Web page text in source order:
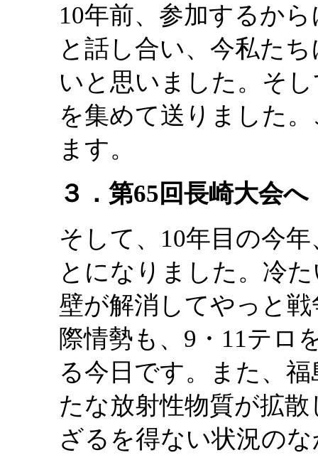
10年前、参加するか
と話し合い、今私た
いと思いました。そ
を集めて送りました
ます。
３．第65回長崎大会へ
そして、10年目の今
とになりました。冷
壁が解消してやっと
際情勢も、9・11テロ
る今日です。また、
たな放射性物質が拡
ざるを得ない状況の